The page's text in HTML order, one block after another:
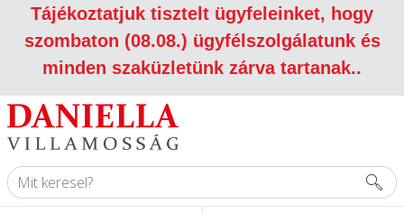
Tájékoztatjuk tisztelt ügyfeleinket, hogy
szombaton (08.08.) ügyfélszolgálatunk és
minden szaküzletünk zárva tartanak..